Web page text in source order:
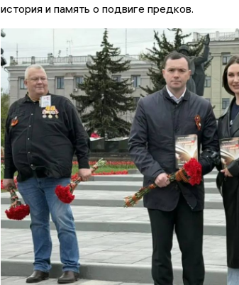
история и память о подвиге предков.